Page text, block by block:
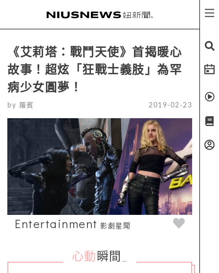
《艾莉塔：戰鬥天使》首揭暖心
故事！超炫「狂戰士義肢」為罕
病少女圓夢！
by 羅賓 2019-02-23
Entertainment 影劇星聞
心動 瞬間